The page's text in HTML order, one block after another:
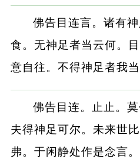
佛告目连言。诸有
食。无神足者当云何。
意自往。不得神足者我
佛告目连。止止。
夫得神足可尔。未来世
弗。于闲静处作是念言